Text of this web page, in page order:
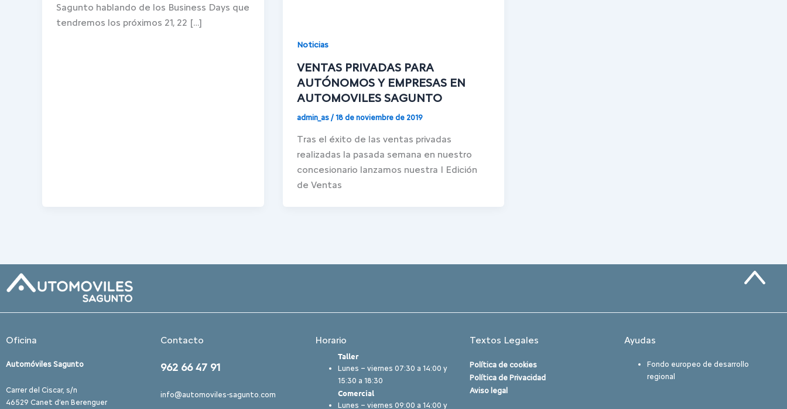
Sagunto hablando de los Business Days que
tendremos los próximos 21, 22 […]
Noticias
VENTAS PRIVADAS PARA
AUTÓNOMOS Y EMPRESAS EN
AUTOMOVILES SAGUNTO
admin_as / 18 de noviembre de 2019
Tras el éxito de las ventas privadas
realizadas la pasada semana en nuestro
concesionario lanzamos nuestra I Edición
de Ventas
Oficina
Automóviles Sagunto
Carrer del Ciscar, s/n
46529 Canet d’en Berenguer
Contacto
962 66 47 91
info@automoviles-sagunto.com
Horario
Taller
Lunes – viernes 07:30 a 14:00 y
15:30 a 18:30
Comercial
Lunes – viernes 09:00 a 14:00 y
Textos Legales
Política de cookies
Política de Privacidad
Aviso legal
Ayudas
Fondo europeo de desarrollo
regional